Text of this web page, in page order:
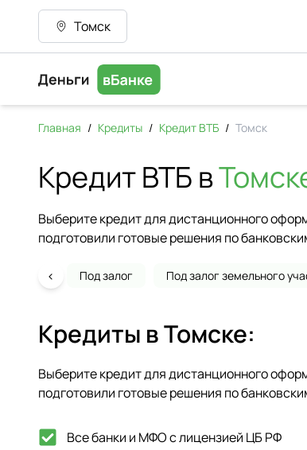
Томск
Главная / Кредиты / Кредит ВТБ / Томск
Кредит ВТБ в
Выберите кредит для дистанционного
подготовили готовые решения по
Под залог Под залог земельного
‹
Кредиты вТомске:
Выберите кредит для дистанционного
подготовили готовые решения по
Все банки и МФО с лицензией ЦБ РФ